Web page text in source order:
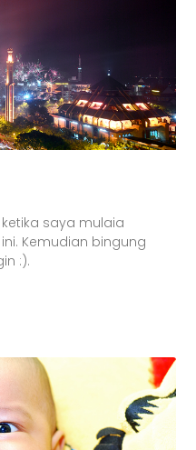
saya mulaia
Kemudian bingung
:).